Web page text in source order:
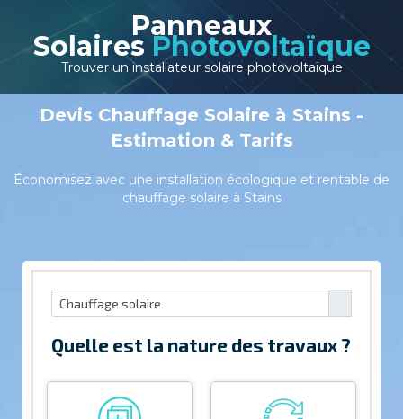
Panneaux
Solaires Photovoltaïque
Trouver un installateur solaire photovoltaïque
Devis Chauffage Solaire à Stains -
Estimation & Tarifs
Économisez avec une installation écologique et rentable de
chauffage solaire à Stains